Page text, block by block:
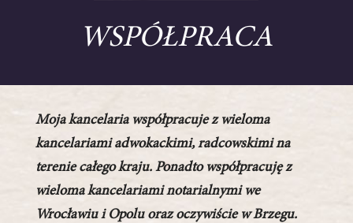
WSPÓŁPRACA
Moja kancelaria współpracuje z wieloma
kancelariami adwokackimi, radcowskimi na
terenie całego kraju. Ponadto współpracuję z
wieloma kancelariami notarialnymi we
Wrocławiu i Opolu oraz oczywiście w Brzegu.